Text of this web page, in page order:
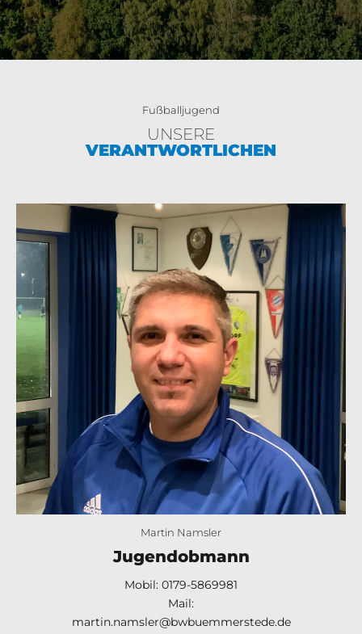
Fußballjugend
UNSERE
VERANTWORTLICHEN
Martin Namsler
Jugendobmann
Mobil: 0179-5869981
Mail:
martin.namsler@bwbuemmerstede.de